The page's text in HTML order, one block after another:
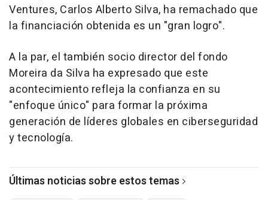
Ventures, Carlos Alberto Silva, ha remachado que
la financiación obtenida es un "gran logro".
A la par, el también socio director del fondo
Moreira da Silva ha expresado que este
acontecimiento refleja la confianza en su
"enfoque único" para formar la próxima
generación de líderes globales en ciberseguridad
y tecnología.
Últimas noticias sobre estos temas